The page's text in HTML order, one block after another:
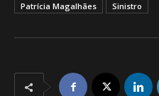
Patrícia Magalhães
Sinistro